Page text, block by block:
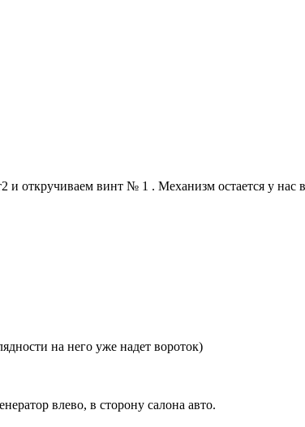
и откручиваем винт № 1 . Механизм остается у нас
на него уже надет вороток)
влево, в сторону салона авто.